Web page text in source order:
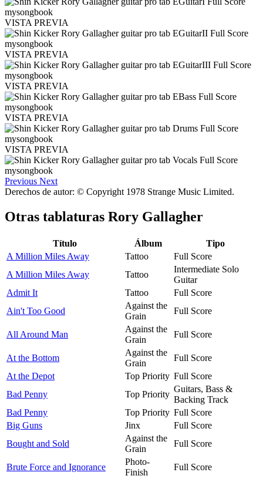
VISTA PREVIA
VISTA PREVIA
VISTA PREVIA
VISTA PREVIA
VISTA PREVIA
Previous Next
Derechos de autor: © Copyright 1978 Strange Music Limited.
Otras tablaturas Rory Gallagher
Título Álbum
Tipo
A Million Miles Away
Tattoo
Full Score
A Million Miles Away
Tattoo
Intermediate Solo
Guitar
Admit It
Tattoo
Full Score
Ain't Too Good
Against the
Grain
Full Score
All Around Man
Against the
Grain
Full Score
At the Bottom
Against the
Grain
Full Score
At the Depot
Top Priority Full Score
Bad Penny
Top Priority
Guitars, Bass &
Backing Track
Bad Penny
Top Priority Full Score
Big Guns
Jinx
Full Score
Bought and Sold
Against the
Grain
Full Score
Brute Force and Ignorance
Photo-
Finish
Full Score